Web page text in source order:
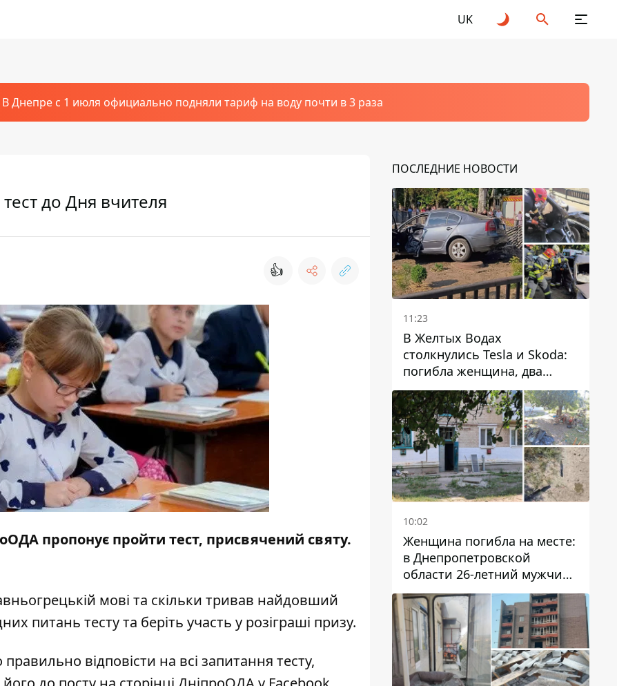
UK
В Днепре с 1 июля официально подняли тариф на воду почти в 3 раза
до Дня вчителя
👍
пропонує пройти тест, присвячений святу.
мові та скільки тривав найдовший
питань тесту та беріть участь у розіграші призу.
відповісти на всі запитання тесту,
ПОСЛЕДНИЕ НОВОСТИ
11:23
В Желтых Водах
столкнулись Tesla и Skoda:
погибла женщина, два
человека пострадали
10:02
Женщина погибла на месте:
в Днепропетровской
области 26-летний мужчина
избил трех человек
металлическим предметом